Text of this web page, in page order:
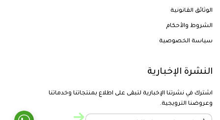
الوثائق القانونية
الشروط والأحكام
سياسة الخصوصية
النشرة الإخبارية
اشترك في نشرتنا الإخبارية لتبقى على اطلاع بمنتجاتنا وخدماتنا
وعروضنا الترويجية.